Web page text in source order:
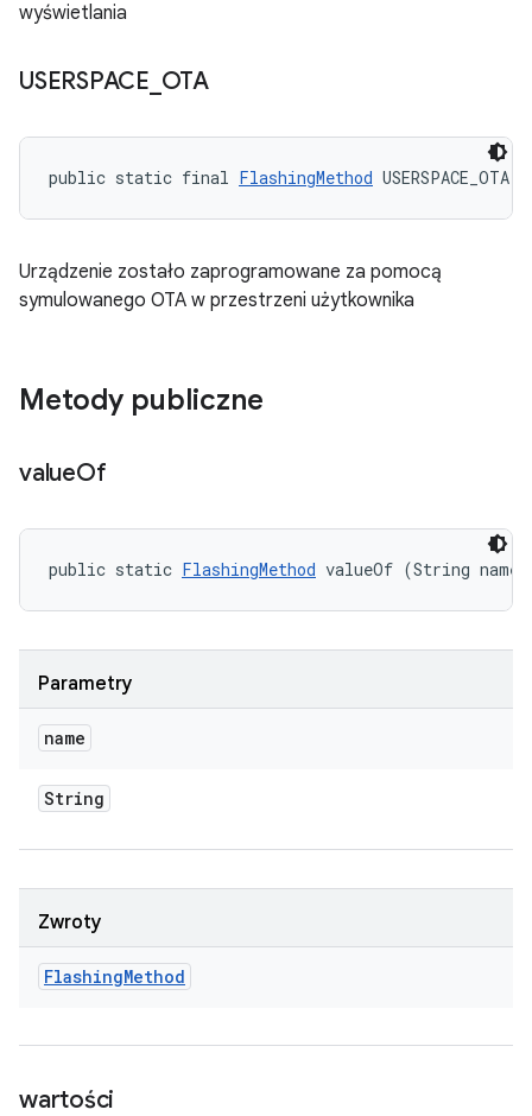
wyświetlania
USERSPACE OTA
public static final FlashingMethod USERSPACE_OTA
Urządzenie zostało zaprogramowane za pomocą
symulowanego OTA w przestrzeni użytkownika
Metody publiczne
valueOf
public static FlashingMethod valueOf (String name)
Parametry
name
String
Zwroty
FlashingMethod
wartości